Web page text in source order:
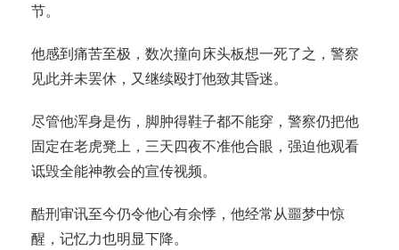
节。
他感到痛苦至极，数次撞向床头板想一死了之，警察
见此并未罢休，又继续殴打他致其昏迷。
尽管他浑身是伤，脚肿得鞋子都不能穿，警察仍把他
固定在老虎凳上，三天四夜不准他合眼，强迫他观看
诋毁全能神教会的宣传视频。
酷刑审讯至今仍令他心有余悸，他经常从噩梦中惊
醒，记忆力也明显下降。